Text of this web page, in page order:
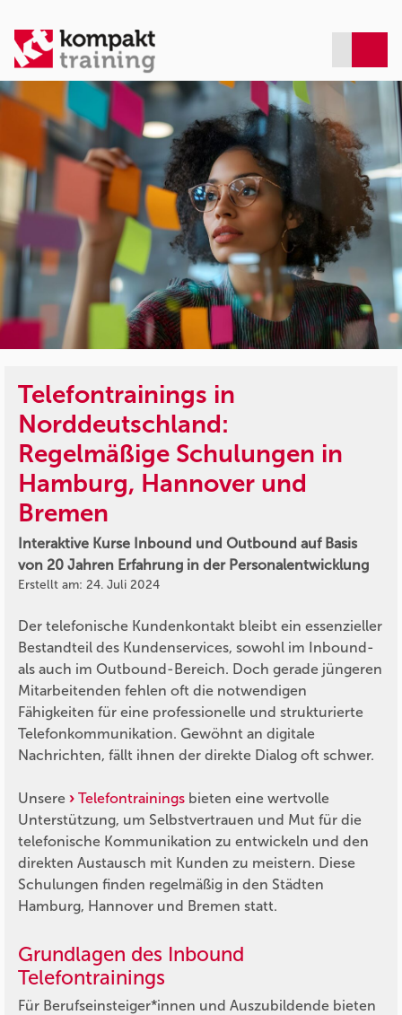
Telefontrainings in
Norddeutschland:
Regelmäßige Schulungen in
Hamburg, Hannover und
Bremen
Interaktive Kurse Inbound und Outbound auf Basis
von 20 Jahren Erfahrung in der Personalentwicklung
Erstellt am: 24. Juli 2024
Der telefonische Kundenkontakt bleibt ein essenzieller
Bestandteil des Kundenservices, sowohl im Inbound-
als auch im Outbound-Bereich. Doch gerade jüngeren
Mitarbeitenden fehlen oft die notwendigen
Fähigkeiten für eine professionelle und strukturierte
Telefonkommunikation. Gewöhnt an digitale
Nachrichten, fällt ihnen der direkte Dialog oft schwer.
Unsere Telefontrainings bieten eine wertvolle
Unterstützung, um Selbstvertrauen und Mut für die
telefonische Kommunikation zu entwickeln und den
direkten Austausch mit Kunden zu meistern. Diese
Schulungen finden regelmäßig in den Städten
Hamburg, Hannover und Bremen statt.
Grundlagen des Inbound
Telefontrainings
Für Berufseinsteiger*innen und Auszubildende bieten